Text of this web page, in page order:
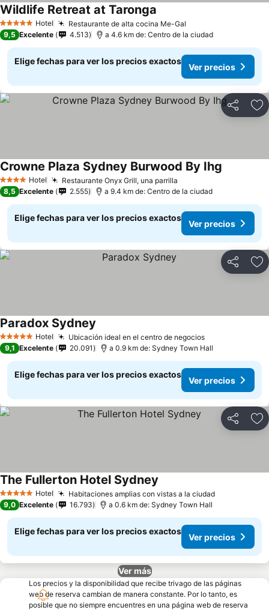
5 Estrellas Hotel Restaurante de alta cocina Me-Gal
Wildlife Retreat at Taronga
9,5 Excelente 4.513 a 4.6 km de: Centro de la ciudad
Elige fechas para ver los precios exactos
Ver precios
Compartir
4 EstrellasHotel Restaurante Onyx Grill, una parrilla
Crowne Plaza Sydney Burwood By Ihg
8,5 Excelente 2.555 a 9.4 km de: Centro de la ciudad
Elige fechas para ver los precios exactos
Ver precios
Compartir
5 Estrellas Hotel Ubicación ideal en el centro de negociosVer precios
Paradox Sydney
9,1 Excelente 20.091 a 0.9 km de: Sydney Town Hall
Elige fechas para ver los precios exactos
Ver precios
Compartir
5 Estrellas Hotel Habitaciones amplias con vistas a la ciudadVer precios
The Fullerton Hotel Sydney
9,0 Excelente 16.793 a 0.6 km de: Sydney Town Hall
Elige fechas para ver los precios exactos
Ver precios
Ver más
Los precios y la disponibilidad que recibe trivago de las páginas
web de reserva cambian de manera constante. Por lo tanto, es
posible que no siempre encuentres en una página web de reserva